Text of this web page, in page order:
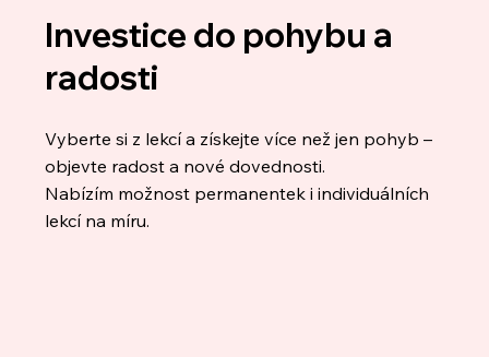
Investice do pohybu a
radosti
Vyberte si z lekcí a získejte více než jen pohyb –
objevte radost a nové dovednosti.
Nabízím možnost permanentek i individuálních
lekcí na míru.